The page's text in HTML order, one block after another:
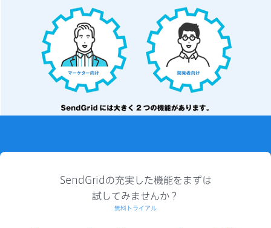
SendGridの充実した機能をまずは
試してみませんか？
無料トライアル